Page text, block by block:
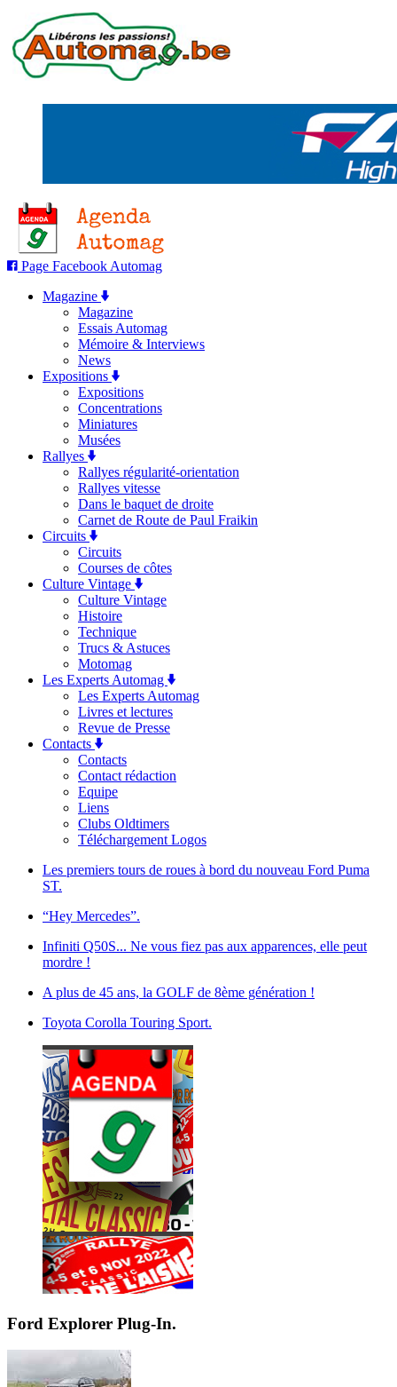
Page Facebook Automag
Magazine
Magazine
Essais Automag
Mémoire & Interviews
News
Expositions
Expositions
Concentrations
Miniatures
Musées
Rallyes
Rallyes régularité-orientation
Rallyes vitesse
Dans le baquet de droite
Carnet de Route de Paul Fraikin
Circuits
Circuits
Courses de côtes
Culture Vintage
Culture Vintage
Histoire
Technique
Trucs & Astuces
Motomag
Les Experts Automag
Les Experts Automag
Livres et lectures
Revue de Presse
Contacts
Contacts
Contact rédaction
Equipe
Liens
Clubs Oldtimers
Téléchargement Logos
Les premiers tours de roues à bord du nouveau Ford Puma
ST.
“Hey Mercedes”.
Infiniti Q50S... Ne vous fiez pas aux apparences, elle peut
mordre !
A plus de 45 ans, la GOLF de 8ème génération !
Toyota Corolla Touring Sport.
Ford Explorer Plug-In.